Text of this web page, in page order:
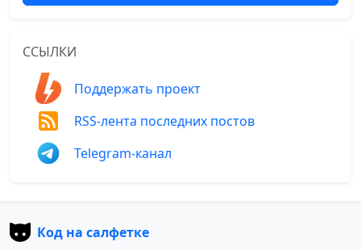
ССЫЛКИ
Поддержать проект
RSS-лента последних постов
Telegram-канал
Код на салфетке